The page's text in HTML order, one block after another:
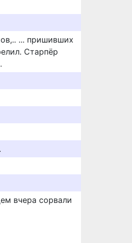
... пришивших
Старпёр
вчера сорвали